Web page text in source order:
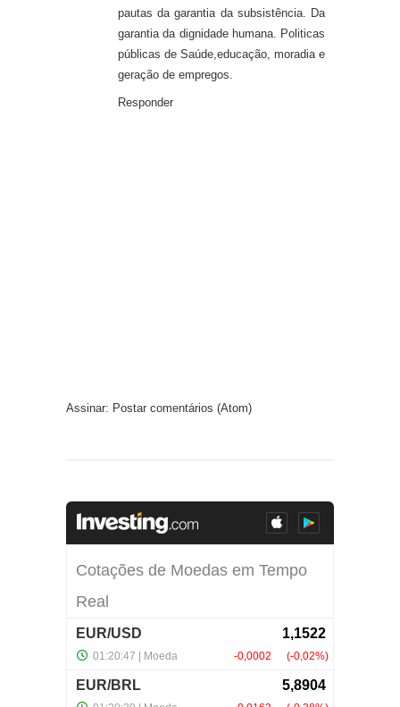
pautas da garantia da subsistência. Da
garantia da dignidade humana. Politicas
públicas de Saúde,educação, moradia e
geração de empregos.
Responder
Assinar: Postar comentários (Atom)